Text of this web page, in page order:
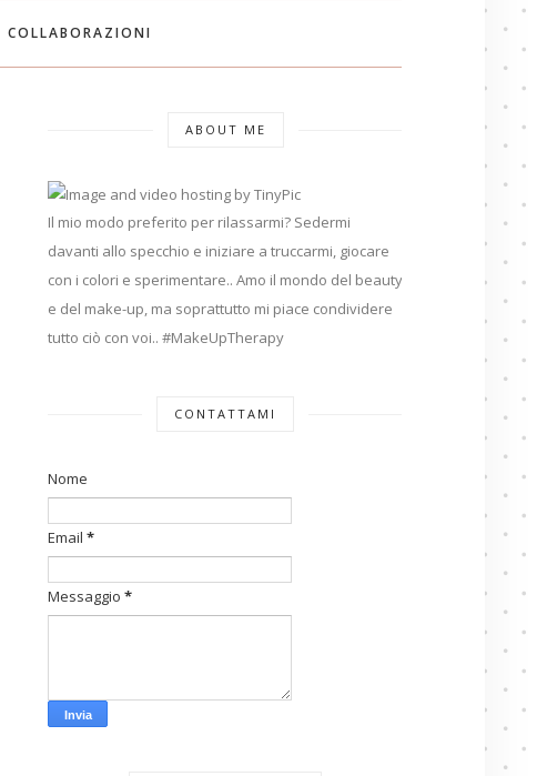
COLLABORAZIONI
ABOUT ME
Il mio modo preferito per rilassarmi? Sedermi
davanti allo specchio e iniziare a truccarmi, giocare
con i colori e sperimentare.. Amo il mondo del beauty
e del make-up, ma soprattutto mi piace condividere
tutto ciò con voi.. #MakeUpTherapy
CONTATTAMI
Nome
Email *
Messaggio *